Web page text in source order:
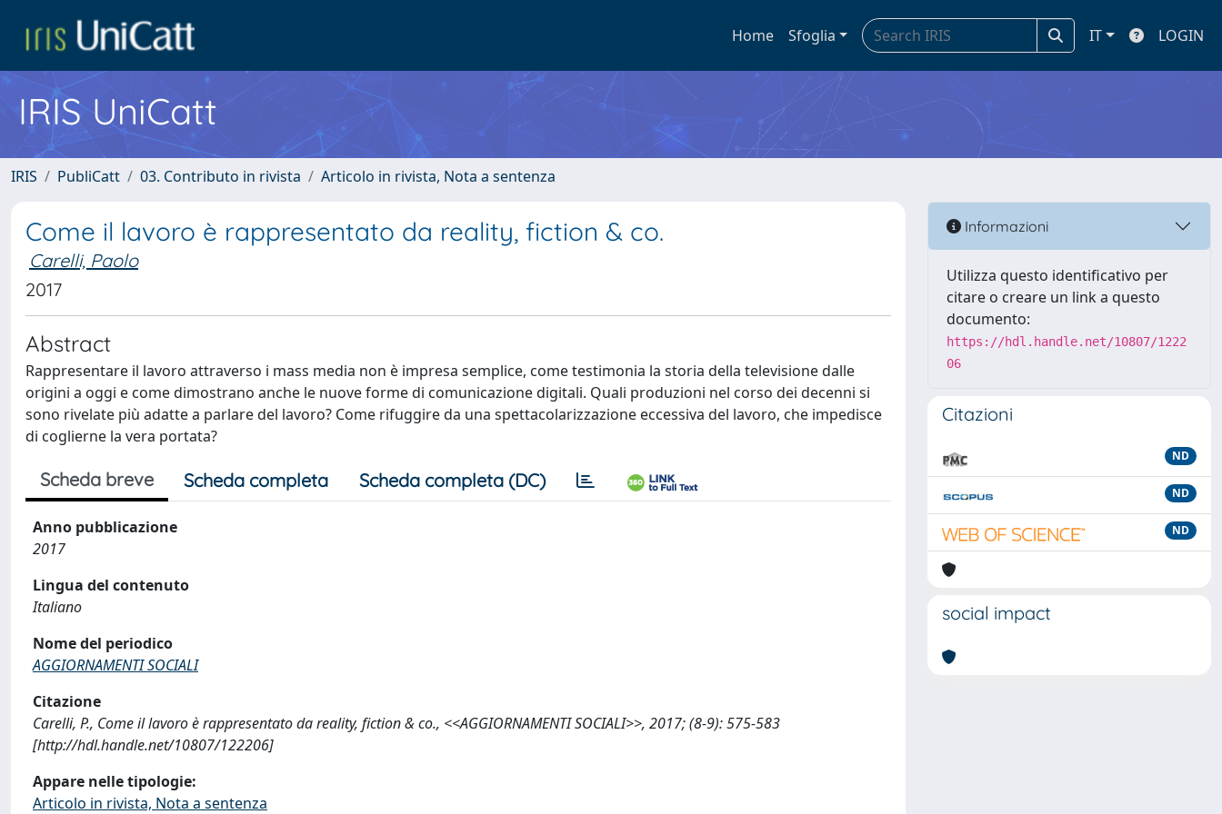
Home Sfoglia IT LOGIN
IRIS UniCatt
IRIS PubliCatt 03. Contributo in rivista Articolo in rivista, Nota a sentenza
Come il lavoro è rappresentato da reality, fiction & co.
Carelli, Paolo
2017
Abstract
Rappresentare il lavoro attraverso i mass media non è impresa semplice, come testimonia la storia della televisione dalle
origini a oggi e come dimostrano anche le nuove forme di comunicazione digitali. Quali produzioni nel corso dei decenni si
sono rivelate più adatte a parlare del lavoro? Come rifuggire da una spettacolarizzazione eccessiva del lavoro, che impedisce
di coglierne la vera portata?
Scheda breve Scheda completa Scheda completa (DC)
Anno pubblicazione
2017
Lingua del contenuto
Italiano
Nome del periodico
AGGIORNAMENTI SOCIALI
Citazione
Carelli, P., Come il lavoro è rappresentato da reality, fiction & co., <<AGGIORNAMENTI SOCIALI>>, 2017; (8-9): 575-583
[http://hdl.handle.net/10807/122206]
Appare nelle tipologie:
Articolo in rivista, Nota a sentenza
Informazioni
Utilizza questo identificativo per
citare o creare un link a questo
documento:
https://hdl.handle.net/10807/1222
06
Citazioni
ND
ND
ND
social impact